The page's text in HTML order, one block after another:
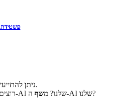
פשטידת
ניתן להתייעץ ולקבל משוב על המתכון.
ה-AI שלנו? משף ה-AI שלנו?